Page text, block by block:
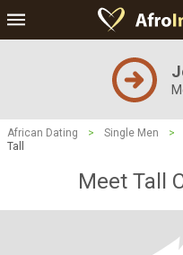
African Dating > Single Men >
Tall
Meet Tall